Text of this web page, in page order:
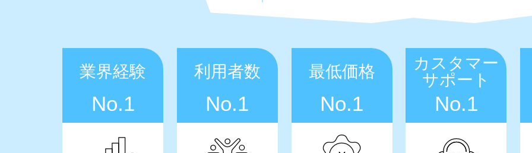
業界経験
No.1
利用者数
No.1
最低価格
No.1
カスタマー
サポート
No.1